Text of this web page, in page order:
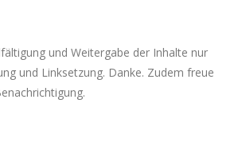
und Weitergabe der Inhalte nur
und Linksetzung. Danke. Zudem freue